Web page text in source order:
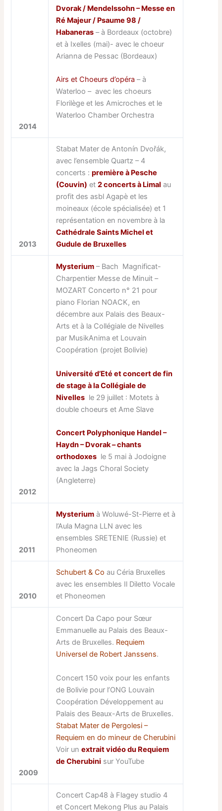
2014
Dvorak / Mendelssohn – Messe en
Ré Majeur / Psaume 98 /
Habaneras – à Bordeaux (octobre)
et à Ixelles (mai)- avec le choeur
Arianna de Pessac (Bordeaux)
Airs et Choeurs d’opéra – à
Waterloo – avec les choeurs
Florilège et les Amicroches et le
Waterloo Chamber Orchestra
2013
Stabat Mater de Antonín Dvořák,
avec l’ensemble Quartz – 4
concerts :première à Pesche
(Couvin) et2 concerts à Limal au
profit des asbl Agapè et les
moineaux (école spécialisée) et 1
représentation en novembre à la
Cathédrale Saints Michel et
Gudule de Bruxelles
2012
Mysterium – Bach Magnificat-
Charpentier Messe de Minuit –
MOZART Concerto n° 21 pour
piano Florian NOACK, en
décembre aux Palais des Beaux-
Arts et à la Collégiale de Nivelles
par MusikAnima et Louvain
Coopération (projet Bolivie)
Université d’Eté et concert de fin
de stage à la Collégiale de
Nivelles le 29 juillet : Motets à
double choeurs et Ame Slave
Concert Polyphonique Handel –
Haydn – Dvorak – chants
orthodoxes le 5 mai à Jodoigne
avec la Jags Choral Society
(Angleterre)
2011
Mysterium à Woluwé-St-Pierre et à
l’Aula Magna LLN avec les
ensembles SRETENIE (Russie) et
Phoneomen
2010
Schubert & Co au Céria Bruxelles
avec les ensembles Il Diletto Vocale
et Phoneomen
2009
Concert Da Capo pour Sœur
Emmanuelle au Palais des Beaux-
Arts de Bruxelles. Requiem
Universel de Robert Janssens.
Concert 150 voix pour les enfants
de Bolivie pour l’ONG Louvain
Coopération Développement au
Palais des Beaux-Arts de Bruxelles.
Stabat Mater de Pergolesi –
Requiem en do mineur de Cherubini
Voir unextrait vidéo du Requiem
de Cherubini sur YouTube
Concert Cap48 à Flagey studio 4
et Concert Mekong Plus au Palais